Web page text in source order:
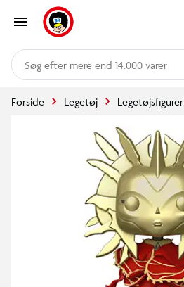
mere end 14.000 varer
Forside Legetøj Legetøjsfigurer